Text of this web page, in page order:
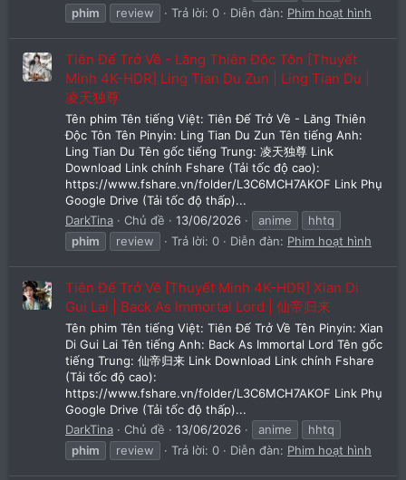
phim
review Trả lời: 0 Diễn đàn: Phim hoạt hình
Tiên Đế Trở Về - Lăng Thiên Độc Tôn [Thuyết
Minh 4K-HDR] Ling Tian Du Zun | Ling Tian Du |
凌天独尊
Tên phim Tên tiếng Việt: Tiên Đế Trở Về - Lăng Thiên
Độc Tôn Tên Pinyin: Ling Tian Du Zun Tên tiếng Anh:
Ling Tian Du Tên gốc tiếng Trung: 凌天独尊 Link
Download Link chính Fshare (Tải tốc độ cao):
https://www.fshare.vn/folder/L3C6MCH7AKOF Link Phụ
Google Drive (Tải tốc độ thấp)...
DarkTina
Chủ đề 13/06/2026 anime
hhtq
phim
review Trả lời: 0 Diễn đàn: Phim hoạt hình
Tiên Đế Trở Về [Thuyết Minh 4K-HDR] Xian Di
Gui Lai | Back As Immortal Lord | 仙帝归来
Tên phim Tên tiếng Việt: Tiên Đế Trở Về Tên Pinyin: Xian
Di Gui Lai Tên tiếng Anh: Back As Immortal Lord Tên gốc
tiếng Trung: 仙帝归来 Link Download Link chính Fshare
(Tải tốc độ cao):
https://www.fshare.vn/folder/L3C6MCH7AKOF Link Phụ
Google Drive (Tải tốc độ thấp)...
DarkTina
Chủ đề 13/06/2026 anime
hhtq
phim
review Trả lời: 0 Diễn đàn: Phim hoạt hình